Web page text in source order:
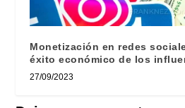
Monetización en redes
éxito económico de los
27/09/2023